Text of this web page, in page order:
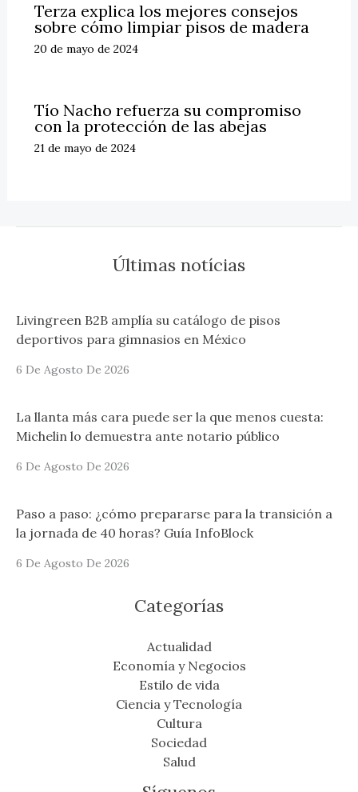
Terza explica los mejores consejos
sobre cómo limpiar pisos de madera
20 de mayo de 2024
Tío Nacho refuerza su compromiso
con la protección de las abejas
21 de mayo de 2024
Últimas notícias
Livingreen B2B amplía su catálogo de pisos
deportivos para gimnasios en México
6 De Agosto De 2026
La llanta más cara puede ser la que menos cuesta:
Michelin lo demuestra ante notario público
6 De Agosto De 2026
Paso a paso: ¿cómo prepararse para la transición a
la jornada de 40 horas? Guía InfoBlock
6 De Agosto De 2026
Categorías
Actualidad
Economía y Negocios
Estilo de vida
Ciencia y Tecnología
Cultura
Sociedad
Salud